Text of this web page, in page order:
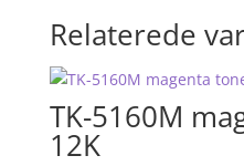
Relaterede
TK-5160M
12K